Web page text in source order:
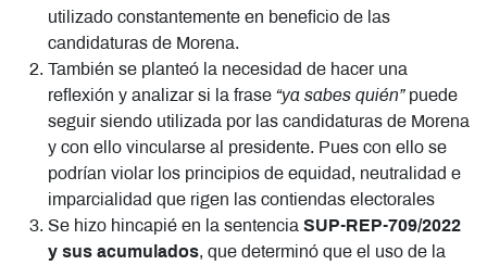
utilizado constantemente en beneficio de las
candidaturas de Morena.
También se planteó la necesidad de hacer una
reflexión y analizar si la frase “ya sabes quién”puede
seguir siendo utilizada por las candidaturas de Morena
y con ello vincularse al presidente. Pues con ello se
podrían violar los principios de equidad, neutralidad e
imparcialidad que rigen las contiendas electorales
Se hizo hincapié en la sentencia SUP-REP-709/2022
y sus acumulados, que determinó que el uso de la